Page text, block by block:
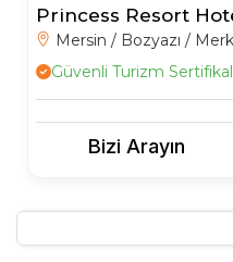
Princess Resort
Mersin / Bozyazı /
Güvenli Turizm
Bizi Arayın